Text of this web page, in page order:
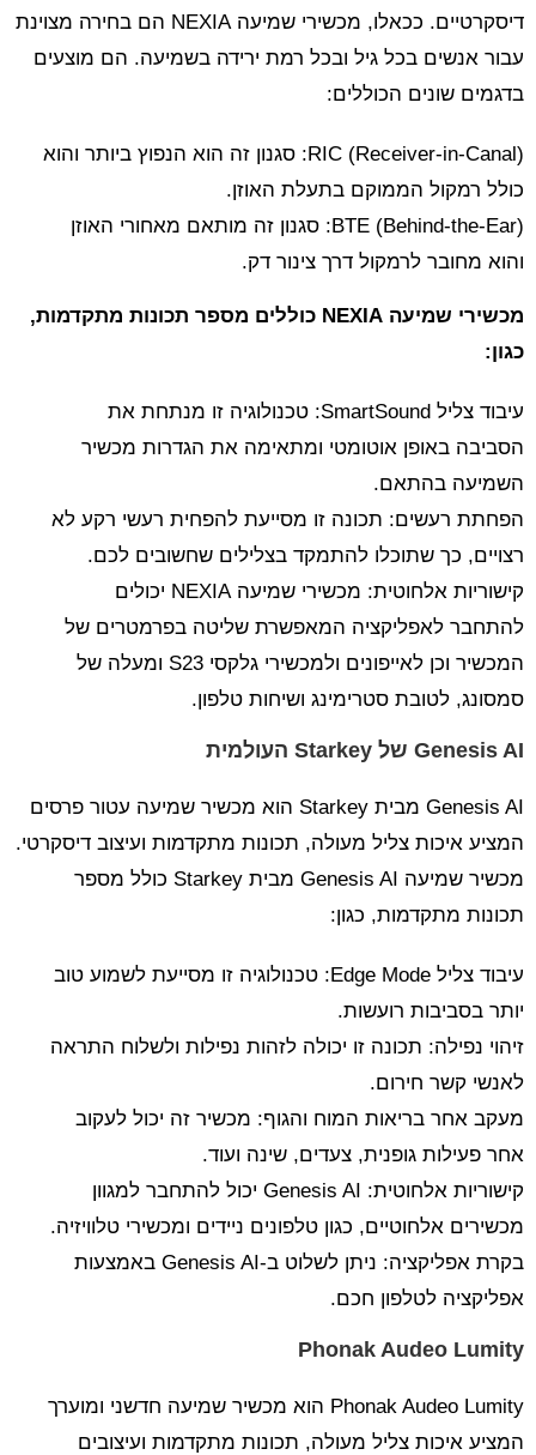
דיסקרטיים. ככאלו, מכשירי שמיעה NEXIA הם בחירה מצוינת
עבור אנשים בכל גיל ובכל רמת ירידה בשמיעה. הם מוצעים
בדגמים שונים הכוללים:
RIC (Receiver-in-Canal): סגנון זה הוא הנפוץ ביותר והוא
כולל רמקול הממוקם בתעלת האוזן.
BTE (Behind-the-Ear): סגנון זה מותאם מאחורי האוזן
והוא מחובר לרמקול דרך צינור דק.
מכשירי שמיעה NEXIA כוללים מספר תכונות מתקדמות,
כגון:
עיבוד צליל SmartSound: טכנולוגיה זו מנתחת את
הסביבה באופן אוטומטי ומתאימה את הגדרות מכשיר
השמיעה בהתאם.
הפחתת רעשים: תכונה זו מסייעת להפחית רעשי רקע לא
רצויים, כך שתוכלו להתמקד בצלילים שחשובים לכם.
קישוריות אלחוטית: מכשירי שמיעה NEXIA יכולים
להתחבר לאפליקציה המאפשרת שליטה בפרמטרים של
המכשיר וכן לאייפונים ולמכשירי גלקסי S23 ומעלה של
סמסונג, לטובת סטרימינג ושיחות טלפון.
Genesis AI של Starkey העולמית
Genesis AI מבית Starkey הוא מכשיר שמיעה עטור פרסים
המציע איכות צליל מעולה, תכונות מתקדמות ועיצוב דיסקרטי.
מכשיר שמיעה Genesis AI מבית Starkey כולל מספר
תכונות מתקדמות, כגון:
עיבוד צליל Edge Mode: טכנולוגיה זו מסייעת לשמוע טוב
יותר בסביבות רועשות.
זיהוי נפילה: תכונה זו יכולה לזהות נפילות ולשלוח התראה
לאנשי קשר חירום.
מעקב אחר בריאות המוח והגוף: מכשיר זה יכול לעקוב
אחר פעילות גופנית, צעדים, שינה ועוד.
קישוריות אלחוטית: Genesis AI יכול להתחבר למגוון
מכשירים אלחוטיים, כגון טלפונים ניידים ומכשירי טלוויזיה.
בקרת אפליקציה: ניתן לשלוט ב-Genesis AI באמצעות
אפליקציה לטלפון חכם.
Phonak Audeo Lumity
Phonak Audeo Lumity הוא מכשיר שמיעה חדשני ומוערך
המציע איכות צליל מעולה, תכונות מתקדמות ועיצובים